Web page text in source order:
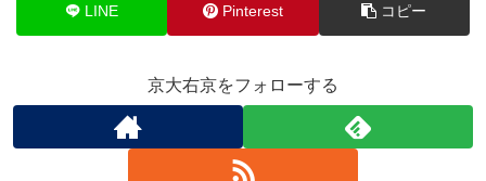
LINE Pinterest コピー
京大右京をフォローする